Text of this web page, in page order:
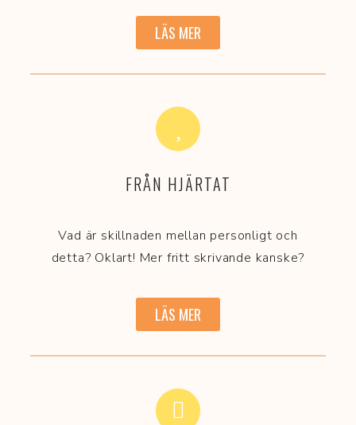
LÄS MER
FRÅN HJÄRTAT
Vad är skillnaden mellan personligt och
detta? Oklart! Mer fritt skrivande kanske?
LÄS MER